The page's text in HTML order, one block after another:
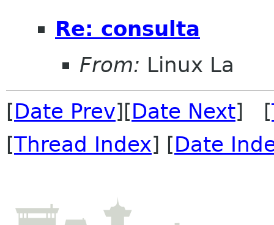
Re: consulta
From: Linux La
[Date Prev][Date Next] [
[Thread Index] [Date